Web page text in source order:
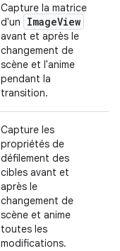
Capture la matrice
d'un
ImageView
avant et après le
changement de
scène et l'anime
pendant la
transition.
Capture les
propriétés de
défilement des
cibles avant et
après le
changement de
scène et anime
toutes les
modifications.